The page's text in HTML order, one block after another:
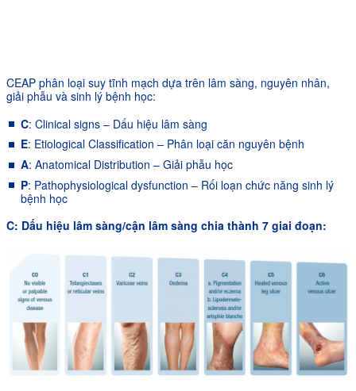
CEAP phân loại suy tĩnh mạch dựa trên lâm sàng, nguyên nhân,
giải phẫu và sinh lý bệnh học:
C: Clinical signs – Dấu hiệu lâm sàng
E: Etiological Classification – Phân loại căn nguyên bệnh
A: Anatomical Distribution – Giải phẫu học
P: Pathophysiological dysfunction – Rối loạn chức năng sinh lý
bệnh học
C: Dấu hiệu lâm sàng/cận lâm sàng chia thành 7 giai đoạn: